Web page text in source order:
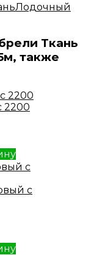
Лодочный
Ткань
также
2200
с